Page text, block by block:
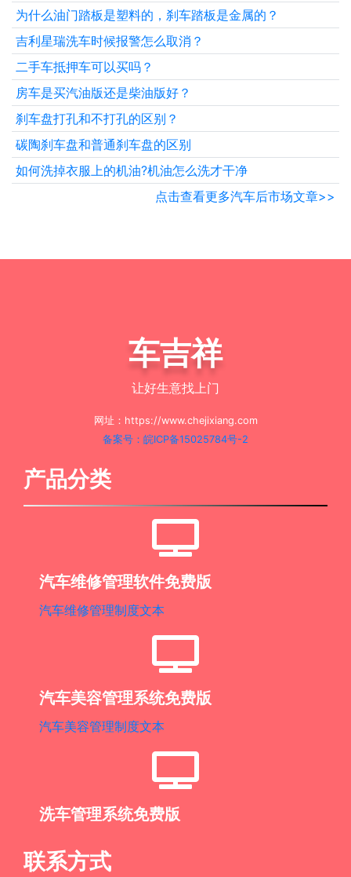
为什么油门踏板是塑料的，刹车踏板是金属的？
吉利星瑞洗车时候报警怎么取消？
二手车抵押车可以买吗？
房车是买汽油版还是柴油版好？
刹车盘打孔和不打孔的区别？
碳陶刹车盘和普通刹车盘的区别
如何洗掉衣服上的机油?机油怎么洗才干净
点击查看更多汽车后市场文章>>
车吉祥
让好生意找上门
网址：https://www.chejixiang.com
备案号：皖ICP备15025784号-2
产品分类
汽车维修管理软件免费版
汽车维修管理制度文本
汽车美容管理系统免费版
汽车美容管理制度文本
洗车管理系统免费版
联系方式